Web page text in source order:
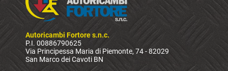
Autoricambi Fortore s.n.c.
P.I. 00886790625
Via Principessa Maria di Piemonte, 74 - 82029
San Marco dei Cavoti BN